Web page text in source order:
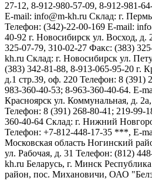
27-12, 8-912-980-57-09, 8-912-981-
E-mail: info@m-kh.ru Склад: г.
Телефон: (342)-22-00-169 E-mail:
40-92 г. Новосибирск ул. Восход, д.
325-07-79, 310-02-27 Факс: (383)
kh.ru Склад: г. Новосибирск ул.
(383) 342-81-88, 8-913-065-95-20 г.
д.1 стр.39, оф. 220 Телефон: 8 (391)
983-360-40-53; 8-963-360-40-64. E-
Красноярск ул. Коммунальная, д.
Телефон: 8 (391) 268-80-41; 219-99-
360-40-64 Склад: г. Нижний
Телефон: +7-812-448-17-35 ***, E-
Московcкая область Ногинский
ул. Рабочая, д. 31 Телефон: (812)
kh.ru Беларусь, г. Минск
район, пос. Михановичи, ОАО